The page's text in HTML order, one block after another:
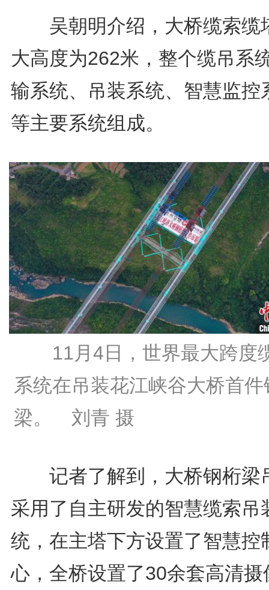
吴朝明介绍，大桥缆索缆
大高度为262米，整个缆吊系
输系统、吊装系统、智慧监控
等主要系统组成。
11月4日，世界最大跨度
系统在吊装花江峡谷大桥首件
梁。 刘青 摄
记者了解到，大桥钢桁梁
采用了自主研发的智慧缆索吊
统，在主塔下方设置了智慧控
心，全桥设置了30余套高清摄